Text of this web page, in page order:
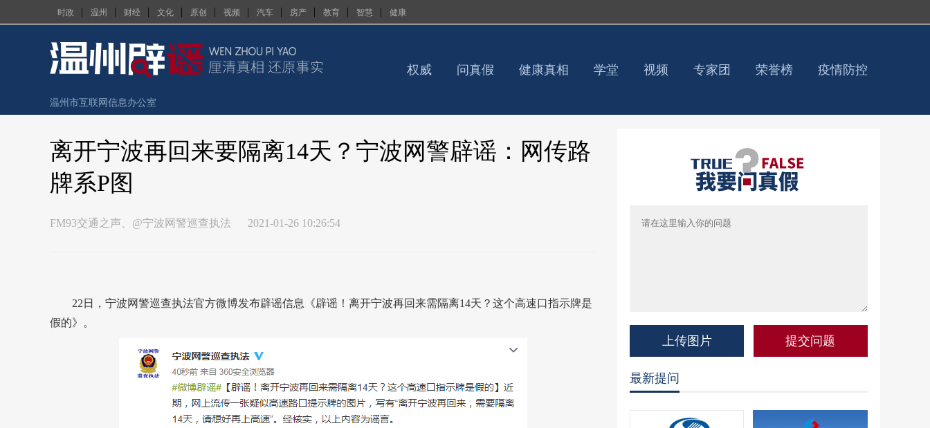
时政 | 温州 | 财经 | 文化 | 原创 | 视频 | 汽车 | 房产 | 教育 | 智慧 | 健康
温州市互联网信息办公室
权威 问真假 健康真相 学堂 视频 专家团 荣誉榜 疫情防控
离开宁波再回来要隔离14天？宁波网警辟谣：网传路
牌系P图
FM93交通之声、@宁波网警巡查执法 2021-01-26 10:26:54
22日，宁波网警巡查执法官方微博发布辟谣信息《辟谣！离开宁波再回来需隔离14天？这个高速口指示牌是
假的》。
上传图片
最新提问